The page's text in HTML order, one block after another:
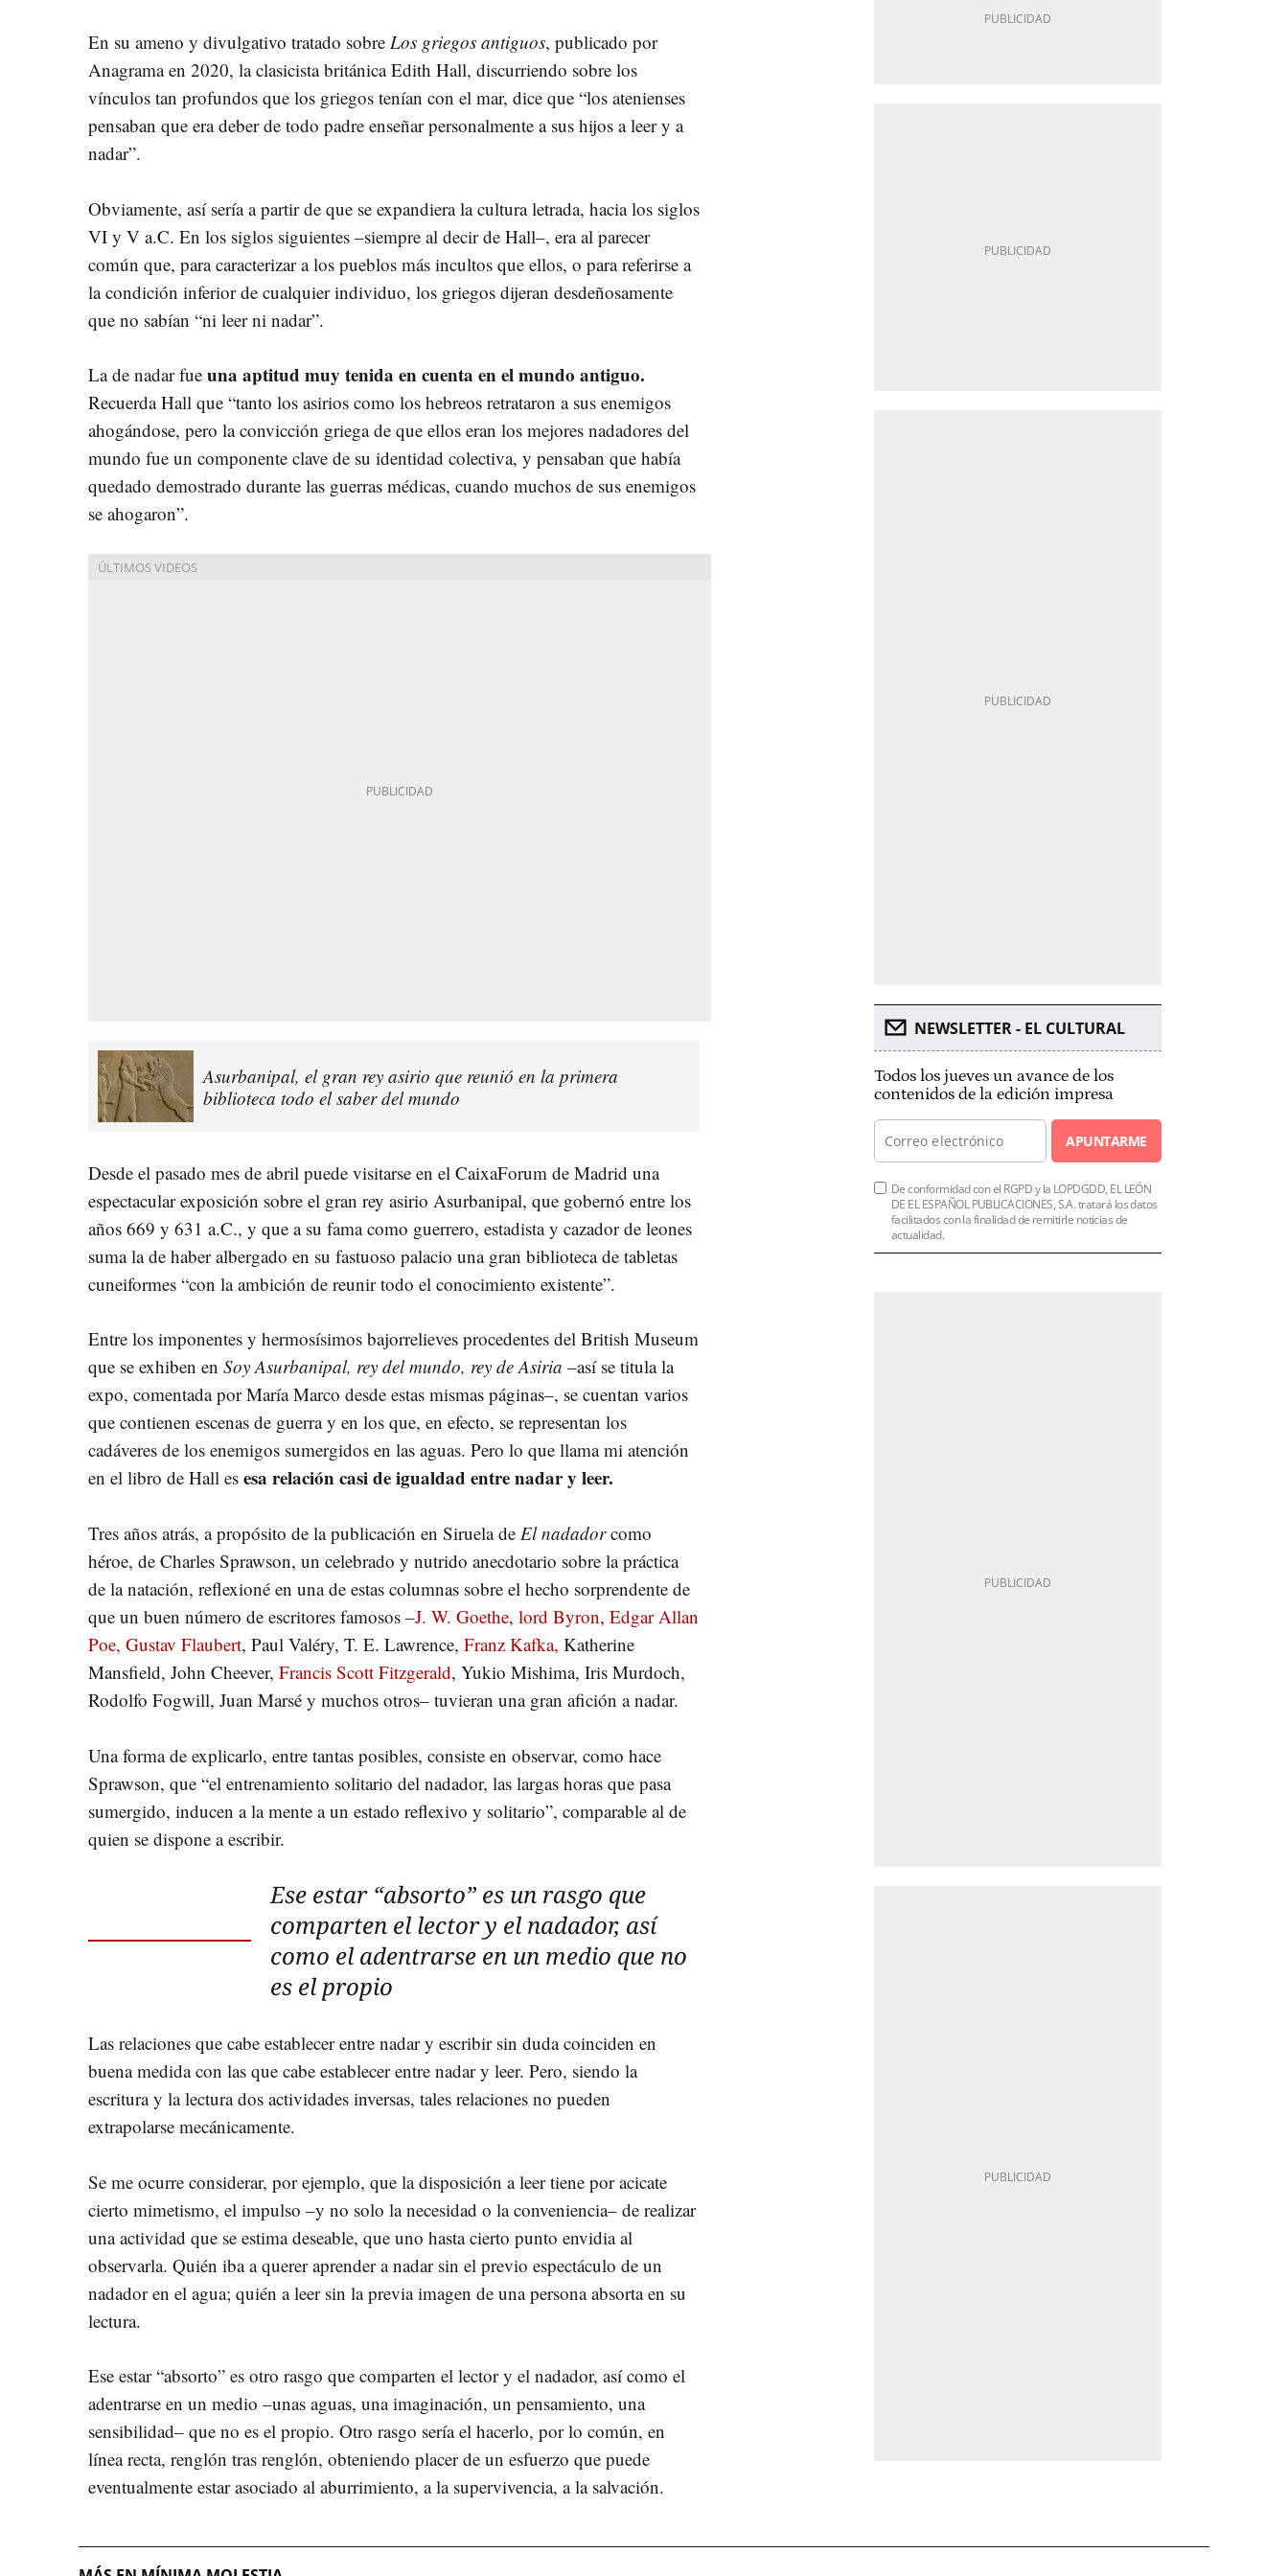
En su ameno y divulgativo tratado sobre Los griegos antiguos, publicado por
Anagrama en 2020, la clasicista británica Edith Hall, discurriendo sobre los
vínculos tan profundos que los griegos tenían con el mar, dice que “los atenienses
pensaban que era deber de todo padre enseñar personalmente a sus hijos a leer y a
nadar”.
Obviamente, así sería a partir de que se expandiera la cultura letrada, hacia los siglos
VI y V a.C. En los siglos siguientes –siempre al decir de Hall–, era al parecer
común que, para caracterizar a los pueblos más incultos que ellos, o para referirse a
la condición inferior de cualquier individuo, los griegos dijeran desdeñosamente
que no sabían “ni leer ni nadar”.
La de nadar fue una aptitud muy tenida en cuenta en el mundo antiguo.
Recuerda Hall que “tanto los asirios como los hebreos retrataron a sus enemigos
ahogándose, pero la convicción griega de que ellos eran los mejores nadadores del
mundo fue un componente clave de su identidad colectiva, y pensaban que había
quedado demostrado durante las guerras médicas, cuando muchos de sus enemigos
se ahogaron”.
Asurbanipal, el gran rey asirio que reunió en la primera
biblioteca todo el saber del mundo
Desde el pasado mes de abril puede visitarse en el CaixaForum de Madrid una
espectacular exposición sobre el gran rey asirio Asurbanipal, que gobernó entre los
años 669 y 631 a.C., y que a su fama como guerrero, estadista y cazador de leones
suma la de haber albergado en su fastuoso palacio una gran biblioteca de tabletas
cuneiformes “con la ambición de reunir todo el conocimiento existente”.
Entre los imponentes y hermosísimos bajorrelieves procedentes del British Museum
que se exhiben en Soy Asurbanipal, rey del mundo, rey de Asiria –así se titula la
expo, comentada por María Marco desde estas mismas páginas–, se cuentan varios
que contienen escenas de guerra y en los que, en efecto, se representan los
cadáveres de los enemigos sumergidos en las aguas. Pero lo que llama mi atención
en el libro de Hall es esa relación casi de igualdad entre nadar y leer.
Tres años atrás, a propósito de la publicación en Siruela de El nadadorcomo
héroe, de Charles Sprawson, un celebrado y nutrido anecdotario sobre la práctica
de la natación, reflexioné en una de estas columnas sobre el hecho sorprendente de
que un buen número de escritores famosos –J. W. Goethe, lord Byron, Edgar Allan
Poe, Gustav Flaubert, Paul Valéry, T. E. Lawrence, Franz Kafka, Katherine
Mansfield, John Cheever, Francis Scott Fitzgerald, Yukio Mishima, Iris Murdoch,
Rodolfo Fogwill, Juan Marsé y muchos otros– tuvieran una gran afición a nadar.
Una forma de explicarlo, entre tantas posibles, consiste en observar, como hace
Sprawson, que “el entrenamiento solitario del nadador, las largas horas que pasa
sumergido, inducen a la mente a un estado reflexivo y solitario”, comparable al de
quien se dispone a escribir.
Ese estar “absorto” es un rasgo que
comparten el lector y el nadador, así
como el adentrarse en un medio que no
es el propio
Las relaciones que cabe establecer entre nadar y escribir sin duda coinciden en
buena medida con las que cabe establecer entre nadar y leer. Pero, siendo la
escritura y la lectura dos actividades inversas, tales relaciones no pueden
extrapolarse mecánicamente.
Se me ocurre considerar, por ejemplo, que la disposición a leer tiene por acicate
cierto mimetismo, el impulso –y no solo la necesidad o la conveniencia– de realizar
una actividad que se estima deseable, que uno hasta cierto punto envidia al
observarla. Quién iba a querer aprender a nadar sin el previo espectáculo de un
nadador en el agua; quién a leer sin la previa imagen de una persona absorta en su
lectura.
Ese estar “absorto” es otro rasgo que comparten el lector y el nadador, así como el
adentrarse en un medio –unas aguas, una imaginación, un pensamiento, una
sensibilidad– que no es el propio. Otro rasgo sería el hacerlo, por lo común, en
línea recta, renglón tras renglón, obteniendo placer de un esfuerzo que puede
eventualmente estar asociado al aburrimiento, a la supervivencia, a la salvación.
NEWSLETTER - EL CULTURAL
Todos los jueves un avance de los
contenidos de la edición impresa
APUNTARME
De conformidad con el RGPD y la LOPDGDD, EL LEÓN
DE EL ESPAÑOL PUBLICACIONES, S.A. tratará los datos
facilitados con la finalidad de remitirle noticias de
actualidad.